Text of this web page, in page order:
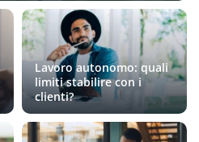
Lavoro autonomo: quali
limiti stabilire con i
clienti?